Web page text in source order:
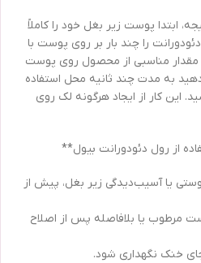
ابتدا پوست زیر بغل خود را کاملاً
را چند بار بر روی پوست با
مناسبی از محصول روی پوست
به مدت چند ثانیه محل استفاده
کار از ایجاد هرگونه لک روی
از رول دئودورانت بیول**
یا آسیب‌دیدگی زیر بغل، پیش از
مرطوب یا بلافاصله پس از اصلاح
خنک نگهداری شود.